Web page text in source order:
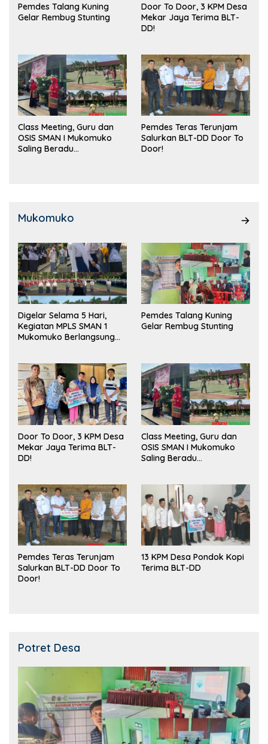
Pemdes Talang Kuning
Gelar Rembug Stunting
Door To Door, 3 KPM Desa
Mekar Jaya Terima BLT-
DD!
Class Meeting, Guru dan
OSIS SMAN I Mukomuko
Saling Beradu
Pemdes Teras Terunjam
Salurkan BLT-DD Door To
Door!
Mukomuko
Digelar Selama 5 Hari,
Kegiatan MPLS SMAN 1
Mukomuko Berlangsung
Pemdes Talang Kuning
Gelar Rembug Stunting
Door To Door, 3 KPM Desa
Mekar Jaya Terima BLT-
DD!
Class Meeting, Guru dan
OSIS SMAN I Mukomuko
Saling Beradu
Pemdes Teras Terunjam
Salurkan BLT-DD Door To
Door!
13 KPM Desa Pondok Kopi
Terima BLT-DD
Potret Desa